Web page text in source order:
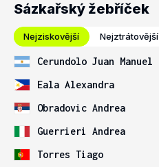
Sázkařský žebříček
Nejziskovější Nejztrátovější
Cerundolo Juan Manuel
Eala Alexandra
Obradovic Andrea
Guerrieri Andrea
Torres Tiago